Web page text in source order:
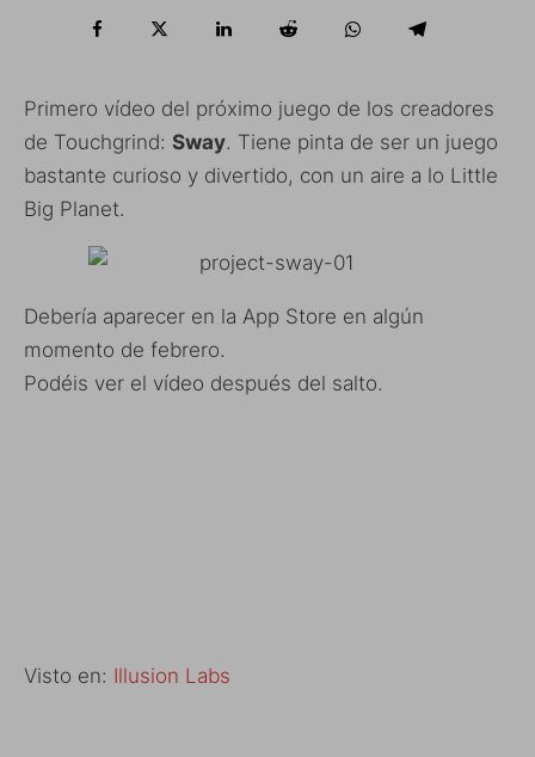
Primero vídeo del próximo juego de los creadores
de Touchgrind: Sway. Tiene pinta de ser un juego
bastante curioso y divertido, con un aire a lo Little
Big Planet.
Debería aparecer en la App Store en algún
momento de febrero.
Podéis ver el vídeo después del salto.
Visto en: Illusion Labs